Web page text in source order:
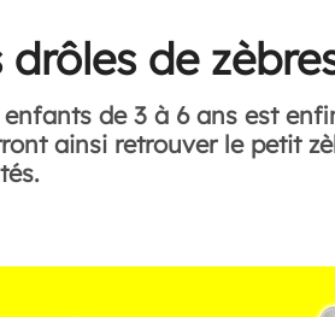
de
de 3 à 6 ans est
ainsi retrouver le petit